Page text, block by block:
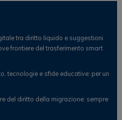
tra diritto liquido e suggestioni
frontiere del trasferimento smart
tecnologie e sfide educative: per un
del diritto della migrazione: sempre